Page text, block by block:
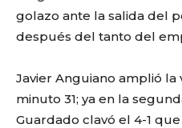
golazo ante la salida del
después del tanto del
Javier Anguiano amplió la
minuto 31; ya en la
Guardado clavó el 4-1